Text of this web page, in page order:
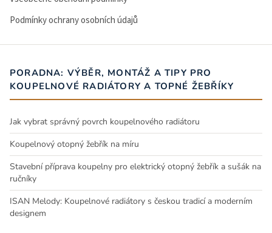
Podmínky ochrany osobních údajů
PORADNA: VÝBĚR, MONTÁŽ A TIPY PRO
KOUPELNOVÉ RADIÁTORY A TOPNÉ ŽEBŘÍKY
Jak vybrat správný povrch koupelnového radiátoru
Koupelnový otopný žebřík na míru
Stavební příprava koupelny pro elektrický otopný žebřík a sušák na
ručníky
ISAN Melody: Koupelnové radiátory s českou tradicí a moderním
designem